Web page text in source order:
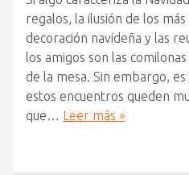
regalos, la ilusión de los
decoración navideña y las
los amigos son las
de la mesa. Sin embargo,
estos encuentros queden
que…
Leer más »